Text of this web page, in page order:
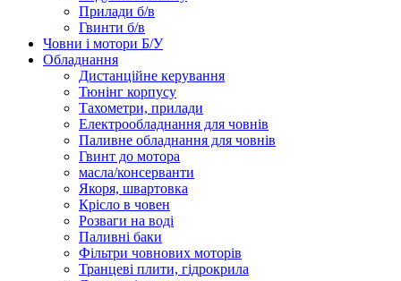
Прилади б/в
Гвинти б/в
Човни і мотори Б/У
Обладнання
Дистанційне керування
Тюнінг корпусу
Тахометри, прилади
Електрообладнання для човнів
Паливне обладнання для човнів
Гвинт до мотора
масла/консерванти
Якоря, швартовка
Крісло в човен
Розваги на воді
Паливні баки
Фільтри човнових моторів
Транцеві плити, гідрокрила